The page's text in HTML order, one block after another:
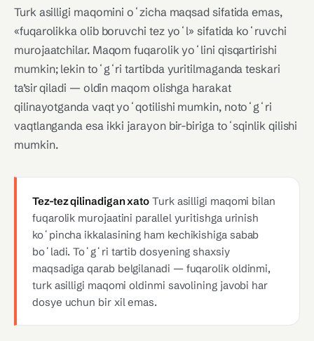
Turk asilligi maqomini oʻzicha maqsad sifatida emas,
«fuqarolikka olib boruvchi tez yoʻl» sifatida koʻruvchi
murojaatchilar. Maqom fuqarolik yoʻlini qisqartirishi
mumkin; lekin toʻgʻri tartibda yuritilmaganda teskari
ta’sir qiladi — oldin maqom olishga harakat
qilinayotganda vaqt yoʻqotilishi mumkin, notoʻgʻri
vaqtlanganda esa ikki jarayon bir-biriga toʻsqinlik qilishi
mumkin.
Tez-tez qilinadigan xato Turk asilligi maqomi bilan
fuqarolik murojaatini parallel yuritishga urinish
koʻpincha ikkalasining ham kechikishiga sabab
boʻladi. Toʻgʻri tartib dosyening shaxsiy
maqsadiga qarab belgilanadi — fuqarolik oldinmi,
turk asilligi maqomi oldinmi savolining javobi har
dosye uchun bir xil emas.